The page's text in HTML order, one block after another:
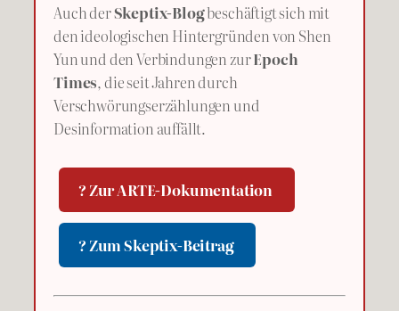
Auch derSkeptix-Blogbeschäftigt sich mit
den ideologischen Hintergründen von Shen
Yun und den Verbindungen zurEpoch
Times, die seit Jahren durch
Verschwörungserzählungen und
Desinformation auffällt.
? Zur ARTE-Dokumentation
? Zum Skeptix-Beitrag